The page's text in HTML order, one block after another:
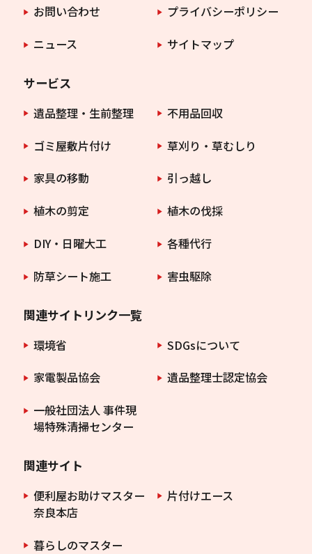
お問い合わせ
プライバシーポリシー
ニュース
サイトマップ
サービス
遺品整理・生前整理
不用品回収
ゴミ屋敷片付け
草刈り・草むしり
家具の移動
引っ越し
植木の剪定
植木の伐採
DIY・日曜大工
各種代行
防草シート施工
害虫駆除
関連サイトリンク一覧
環境省
SDGsについて
家電製品協会
遺品整理士認定協会
一般社団法人 事件現
場特殊清掃センター
関連サイト
便利屋お助けマスター
奈良本店
片付けエース
暮らしのマスター